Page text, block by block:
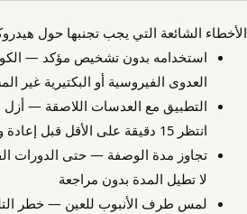
الأخطاء الشائعة التي يجب تجنبها حول
استخدامه بدون تشخيص مؤكد —
العدوى الفيروسية أو البكتيرية غير
التطبيق مع العدسات اللاصقة — أزل
انتظر 15 دقيقة على الأقل قبل إعادة وضعها
تجاوز مدة الوصفة — حتى الدورات
لا تطيل المدة بدون مراجعة
لمس طرف الأنبوب للعين — خطر